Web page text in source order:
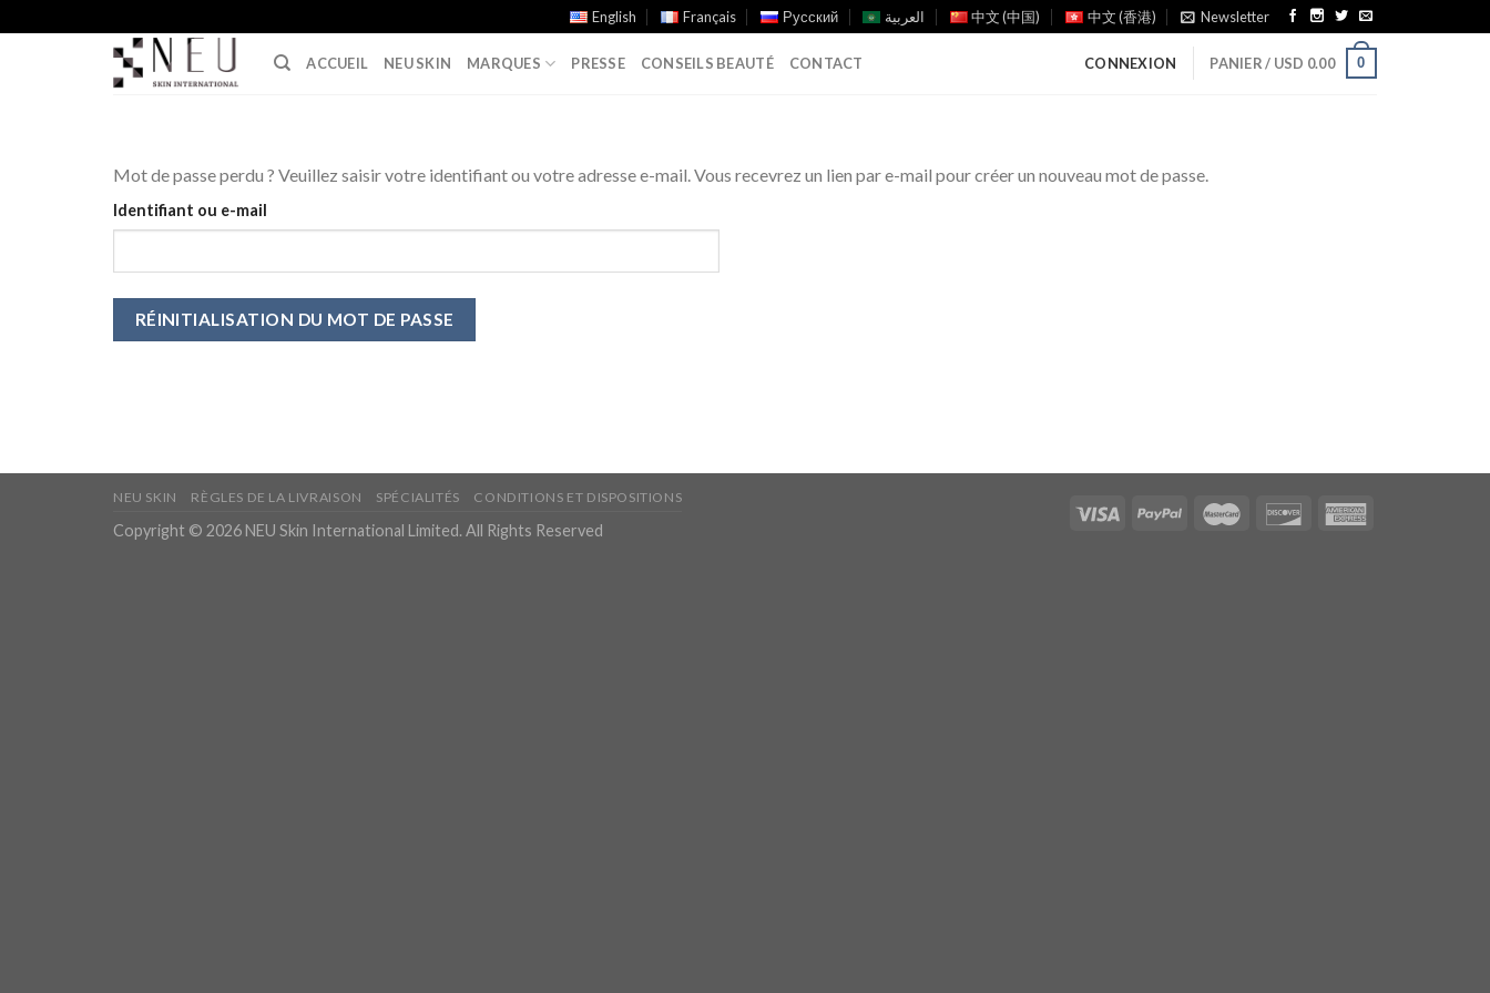
to
English Français Русский العربية 中文 (中国) 中文 (香港) Newsletter
ACCUEIL NEU SKIN MARQUES PRESSE CONSEILS BEAUTÉ CONTACT CONNEXION PANIER / USD 0.00 0
Mot de passe perdu ? Veuillez saisir votre identifiant ou votre adresse e-mail. Vous recevrez un lien par e-mail pour créer un nouveau mot de passe.
Identifiant ou e-mail
NEU SKIN RÈGLES DE LA LIVRAISON SPÉCIALITÉS CONDITIONS ET DISPOSITIONS
Copyright © 2026 NEU Skin International Limited. All Rights Reserved